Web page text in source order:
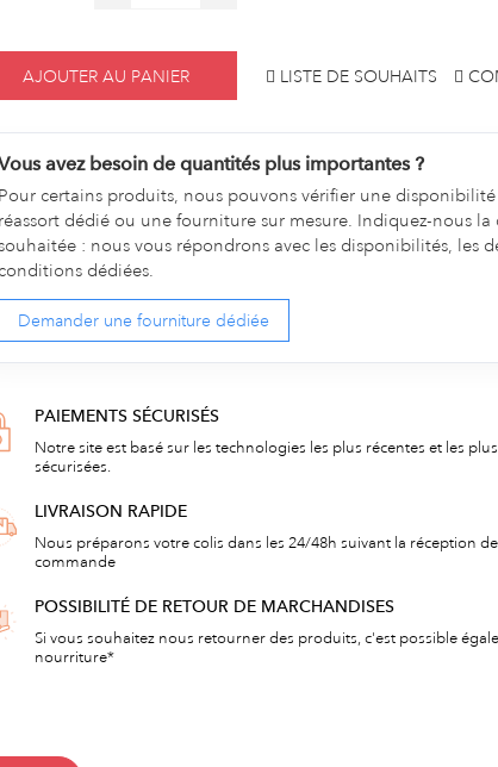
AJOUTER AU PANIER LISTE DE SOUHAITS
avez besoin de quantités plus importantes ?
Pour certains produits, nous pouvons vérifier une disponibilité
réassort dédié ou une fourniture sur mesure. Indiquez-nous
: nous vous répondrons avec les disponibilités, les
conditions dédiées.
Demander une fourniture dédiée
PAIEMENTS SÉCURISÉS
Notre site est basé sur les technologies les plus récentes et les plus
sécurisées.
LIVRAISON RAPIDE
Nous préparons votre colis dans les 24/48h suivant la réception
commande
POSSIBILITÉ DE RETOUR DE MARCHANDISES
Si vous souhaitez nous retourner des produits, c'est possible
nourriture*